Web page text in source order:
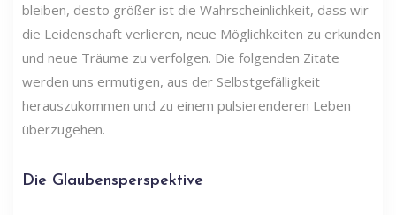
bleiben, desto größer ist die Wahrscheinlichkeit, dass wir
die Leidenschaft verlieren, neue Möglichkeiten zu erkunden
und neue Träume zu verfolgen. Die folgenden Zitate
werden uns ermutigen, aus der Selbstgefälligkeit
herauszukommen und zu einem pulsierenderen Leben
überzugehen.
Die Glaubensperspektive